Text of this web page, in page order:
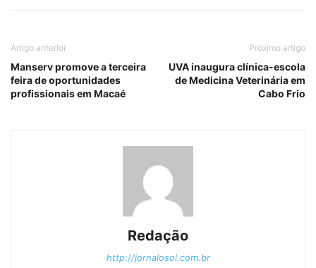
Artigo anterior
Manserv promove a terceira
feira de oportunidades
profissionais em Macaé
Próximo artigo
UVA inaugura clínica-escola
de Medicina Veterinária em
Cabo Frio
Redação
http://jornalosol.com.br